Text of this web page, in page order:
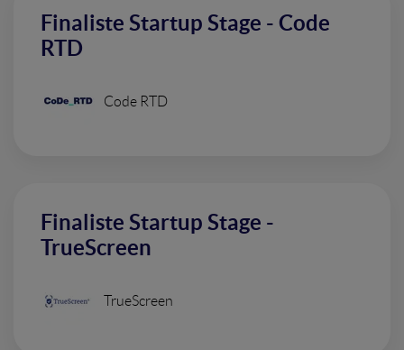
Finaliste Startup Stage - Code
RTD
Code RTD
Finaliste Startup Stage -
TrueScreen
TrueScreen